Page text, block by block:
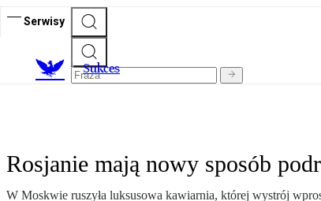
Serwisy
Sukces
Rosjanie mają nowy sposób
W Moskwie ruszyła luksusowa kawiarnia, której wystrój